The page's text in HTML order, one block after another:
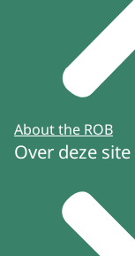
About the ROB
Over deze site